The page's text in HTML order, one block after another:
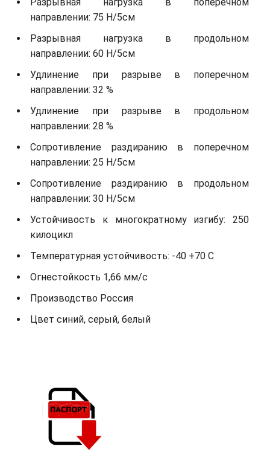
направлении: 75 Н/5см
Разрывная нагрузка в продольном
направлении: 60 Н/5см
Удлинение при разрыве в поперечном
направлении: 32 %
Удлинение при разрыве в продольном
направлении: 28 %
Сопротивление раздиранию в поперечном
направлении: 25 Н/5см
Сопротивление раздиранию в продольном
направлении: 30 Н/5см
Устойчивость к многократному изгибу: 250
килоцикл
Температурная устойчивость: -40 +70 С
Огнестойкость 1,66 мм/с
Производство Россия
Цвет синий, серый, белый